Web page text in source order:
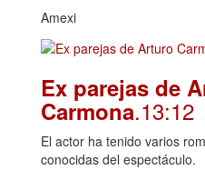
Amexi
Ex parejas de
Carmona.13:12
El actor ha tenido varios
conocidas del espectáculo.